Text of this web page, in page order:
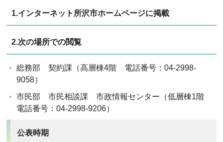
1.インターネット所沢市ホームページに掲載
2.次の場所での閲覧
総務部 契約課（高層棟4階 電話番号：04-2998-
9058）
市民部 市民相談課 市政情報センター（低層棟1階
電話番号：04-2998-9206）
公表時期